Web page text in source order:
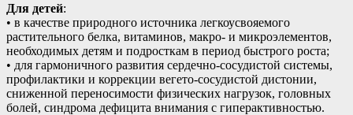
Для детей:
• в качестве природного источника легкоусвояемого
растительного белка, витаминов, макро- и микроэлементов,
необходимых детям и подросткам в период быстрого роста;
• для гармоничного развития сердечно-сосудистой системы,
профилактики и коррекции вегето-сосудистой дистонии,
сниженной переносимости физических нагрузок, головных
болей, синдрома дефицита внимания с гиперактивностью.